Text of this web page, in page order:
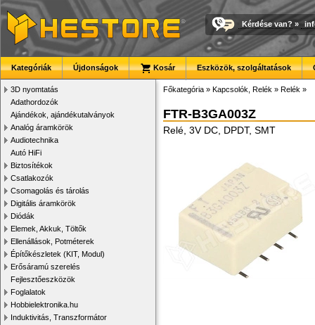
Kérdése van? »
Kategóriák Újdonságok Kosár Eszközök, szolgáltatások
3D nyomtatás
Adathordozók
Ajándékok, ajándékutalványok
Analóg áramkörök
Audiotechnika
Autó HiFi
Biztosítékok
Csatlakozók
Csomagolás és tárolás
Digitális áramkörök
Diódák
Elemek, Akkuk, Töltők
Ellenállások, Potméterek
Építőkészletek (KIT, Modul)
Erősáramú szerelés
Fejlesztőeszközök
Foglalatok
Hobbielektronika.hu
Induktivitás, Transzformátor
Főkategória » Kapcsolók, Relék » Relék »
FTR-B3GA003Z
Relé, 3V DC, DPDT, SMT